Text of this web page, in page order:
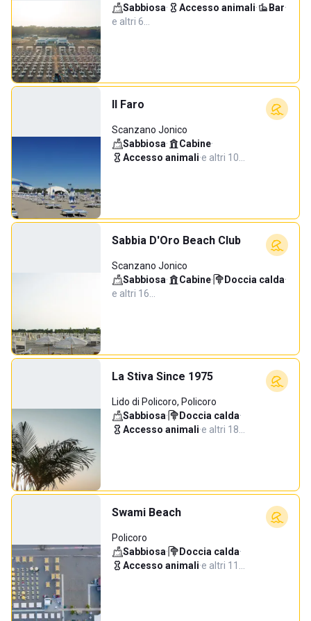
Sabbiosa· Accesso animali· Bar·
e altri 6…
Il Faro
Scanzano Jonico
Sabbiosa· Cabine·
Accesso animali·e altri 10…
Sabbia D'Oro Beach Club
Scanzano Jonico
Sabbiosa· Cabine· Doccia calda·
e altri 16…
La Stiva Since 1975
Lido di Policoro, Policoro
Sabbiosa· Doccia calda·
Accesso animali·e altri 18…
Swami Beach
Policoro
Sabbiosa· Doccia calda·
Accesso animali·e altri 11…